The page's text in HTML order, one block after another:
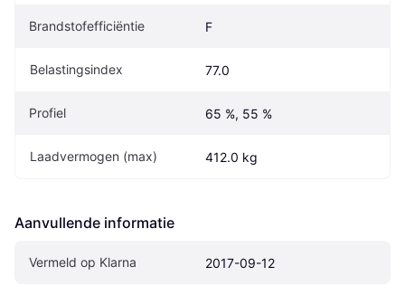
Brandstofefficiëntie F
Belastingsindex 77.0
Profiel 65 %, 55 %
Laadvermogen (max) 412.0 kg
Aanvullende informatie
Vermeld op Klarna 2017-09-12